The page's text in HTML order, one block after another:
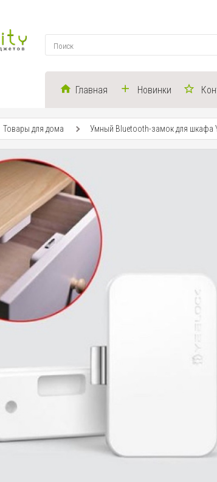
Главная Новинки
Товары для дома Умный Bluetooth-замок для шкафа